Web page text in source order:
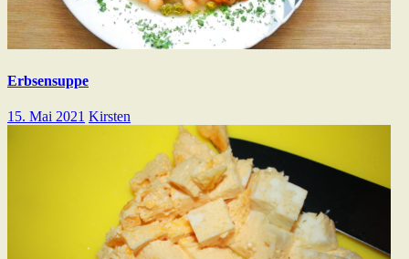
Erbsensuppe
15. Mai 2021 Kirsten